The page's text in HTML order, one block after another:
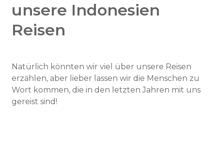
unsere Indonesien
Reisen
Natürlich könnten wir viel über unsere Reisen
erzählen, aber lieber lassen wir die Menschen zu
Wort kommen, die in den letzten Jahren mit uns
gereist sind!